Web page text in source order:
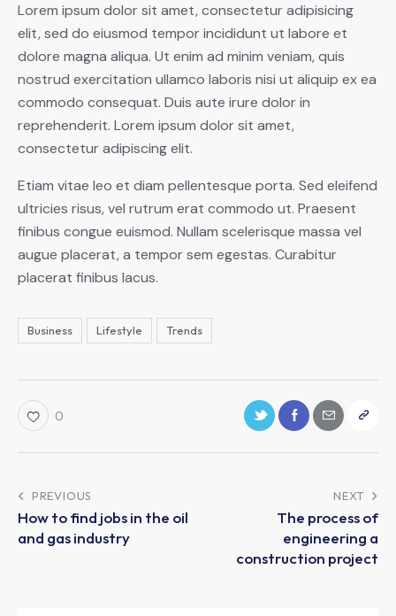
Lorem ipsum dolor sit amet, consectetur adipisicing
elit, sed do eiusmod tempor incididunt ut labore et
dolore magna aliqua. Ut enim ad minim veniam, quis
nostrud exercitation ullamco laboris nisi ut aliquip ex ea
commodo consequat. Duis aute irure dolor in
reprehenderit. Lorem ipsum dolor sit amet,
consectetur adipiscing elit.
Etiam vitae leo et diam pellentesque porta. Sed eleifend
ultricies risus, vel rutrum erat commodo ut. Praesent
finibus congue euismod. Nullam scelerisque massa vel
augue placerat, a tempor sem egestas. Curabitur
placerat finibus lacus.
Business Lifestyle Trends
0
PREVIOUS
How to find jobs in the oil
and gas industry
NEXT
The process of
engineering a
construction project